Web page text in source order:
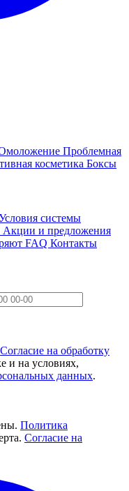
Проблемная
косметика Боксы
системы
Акции и предложения
FAQ Контакты
Согласие на обработку
и на условиях,
данных.
Политика
Согласие на